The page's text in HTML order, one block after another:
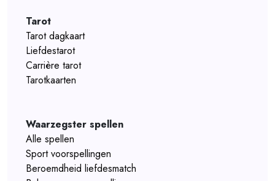
Tarot
Tarot dagkaart
Liefdestarot
Carrière tarot
Tarotkaarten
Waarzegster spellen
Alle spellen
Sport voorspellingen
Beroemdheid liefdesmatch